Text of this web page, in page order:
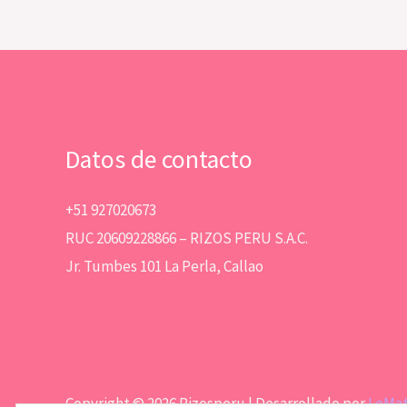
Datos de contacto
+51 927020673
RUC 20609228866 – RIZOS PERU S.A.C.
Jr. Tumbes 101 La Perla, Callao